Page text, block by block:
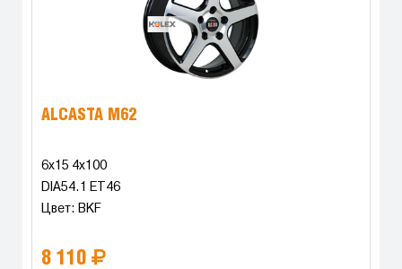
ALCASTA M62
6x15 4x100
DIA54.1 ET46
Цвет: BKF
8 110